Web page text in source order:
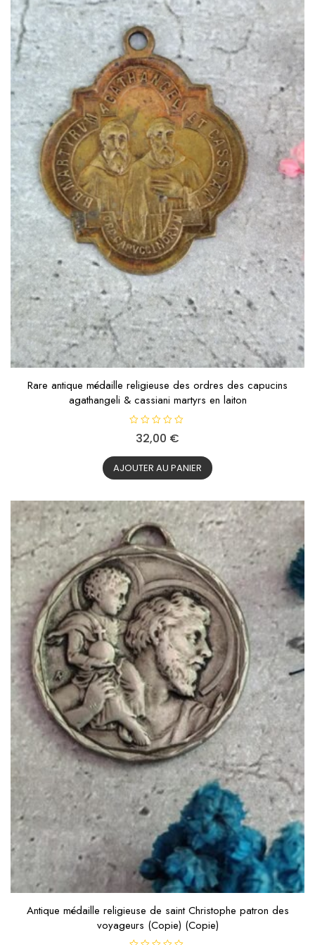
Rare antique médaille religieuse des ordres des capucins
agathangeli & cassiani martyrs en laiton
e
0
s
u
5
32,00 €
AJOUTER AU PANIER
Antique médaille religieuse de saint Christophe patron des
voyageurs (Copie) (Copie)